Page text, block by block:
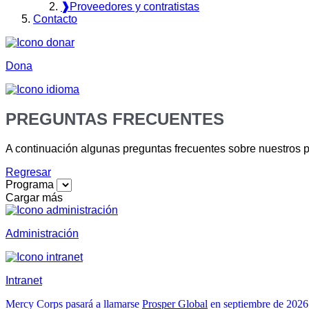
❱Proveedores y contratistas
Contacto
Dona
PREGUNTAS FRECUENTES
A continuación algunas preguntas frecuentes sobre nuestros
Regresar
Programa
Cargar más
Administración
Intranet
Mercy Corps pasará a llamarse Prosper Global en septiembre de 2026